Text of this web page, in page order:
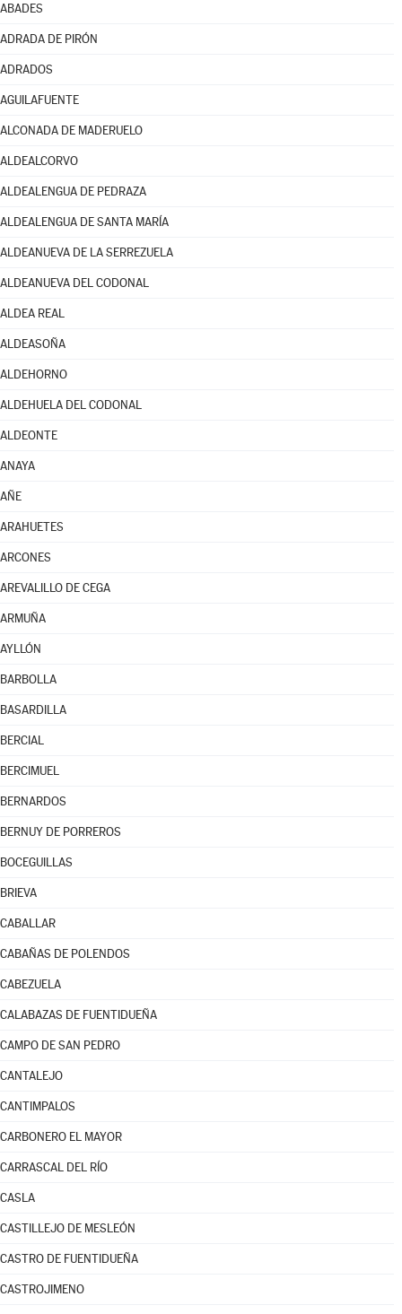
ABADES
ADRADA DE PIRÓN
ADRADOS
AGUILAFUENTE
ALCONADA DE MADERUELO
ALDEALCORVO
ALDEALENGUA DE PEDRAZA
ALDEALENGUA DE SANTA MARÍA
ALDEANUEVA DE LA SERREZUELA
ALDEANUEVA DEL CODONAL
ALDEA REAL
ALDEASOÑA
ALDEHORNO
ALDEHUELA DEL CODONAL
ALDEONTE
ANAYA
AÑE
ARAHUETES
ARCONES
AREVALILLO DE CEGA
ARMUÑA
AYLLÓN
BARBOLLA
BASARDILLA
BERCIAL
BERCIMUEL
BERNARDOS
BERNUY DE PORREROS
BOCEGUILLAS
BRIEVA
CABALLAR
CABAÑAS DE POLENDOS
CABEZUELA
CALABAZAS DE FUENTIDUEÑA
CAMPO DE SAN PEDRO
CANTALEJO
CANTIMPALOS
CARBONERO EL MAYOR
CARRASCAL DEL RÍO
CASLA
CASTILLEJO DE MESLEÓN
CASTRO DE FUENTIDUEÑA
CASTROJIMENO